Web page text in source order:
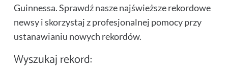
Guinnessa. Sprawdź nasze najświeższe rekordowe
newsy i skorzystaj z profesjonalnej pomocy przy
ustanawianiu nowych rekordów.
Wyszukaj rekord: